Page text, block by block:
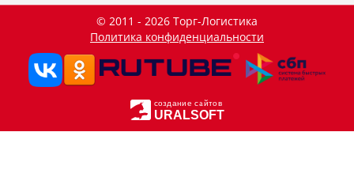
© 2011 - 2026 Торг-Логистика
Политика конфиденциальности
создание сайтов
URALSOFT